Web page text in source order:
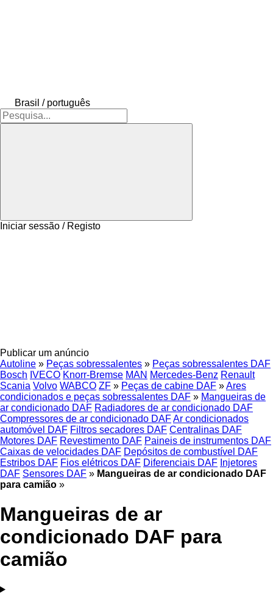
Brasil / português
Iniciar sessão / Registo
Publicar um anúncio
Autoline » Peças sobressalentes » Peças sobressalentes DAF
Bosch IVECO Knorr-Bremse MAN Mercedes-Benz Renault
Scania Volvo WABCO ZF » Peças de cabine DAF »Ares
condicionados e peças sobressalentes DAF » Mangueiras de
ar condicionado DAF Radiadores de ar condicionado DAF
Compressores de ar condicionado DAFAr condicionados
automóvel DAF Filtros secadores DAF Centralinas DAF
Motores DAF Revestimento DAF Paineis de instrumentos DAF
Caixas de velocidades DAF Depósitos de combustível DAF
Estribos DAF Fios elétricos DAF Diferenciais DAF Injetores
DAF Sensores DAF » Mangueiras de ar condicionado DAF
para camião »
Mangueiras de ar
condicionado DAF para
camião